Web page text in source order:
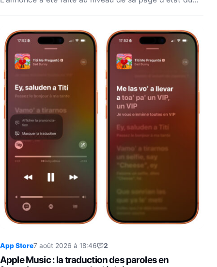
App Store7 août 2026 à 18:46 2
Apple Music : la traduction des paroles en